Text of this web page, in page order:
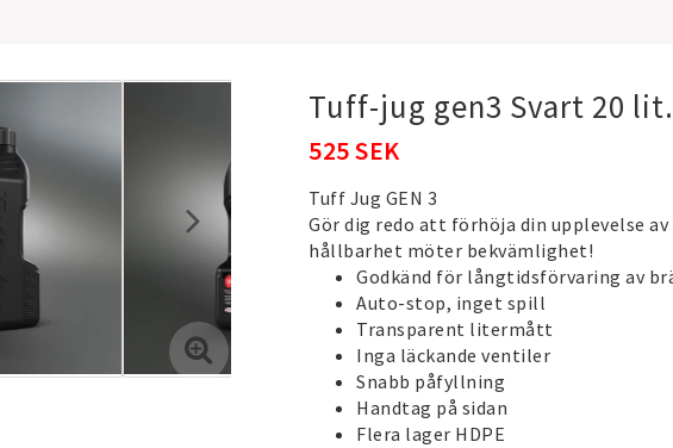
Tuff-jug gen3 Svart 20
525 SEK
Tuff Jug GEN 3
Gör dig redo att förhöja din upplevelse
hållbarhet möter bekvämlighet!
Godkänd för långtidsförvaring av
Auto-stop, inget spill
Transparent litermått
Inga läckande ventiler
Snabb påfyllning
Handtag på sidan
Flera lager HDPE